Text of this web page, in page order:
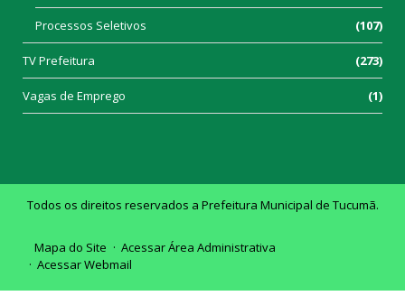
Processos Seletivos (107)
TV Prefeitura (273)
Vagas de Emprego (1)
Todos os direitos reservados a Prefeitura Municipal de Tucumã.
Mapa do Site
Acessar Área Administrativa
Acessar Webmail